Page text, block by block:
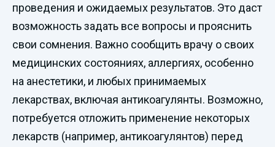
проведения и ожидаемых результатов. Это даст
возможность задать все вопросы и прояснить
свои сомнения. Важно сообщить врачу о своих
медицинских состояниях, аллергиях, особенно
на анестетики, и любых принимаемых
лекарствах, включая антикоагулянты. Возможно,
потребуется отложить применение некоторых
лекарств (например, антикоагулянтов) перед